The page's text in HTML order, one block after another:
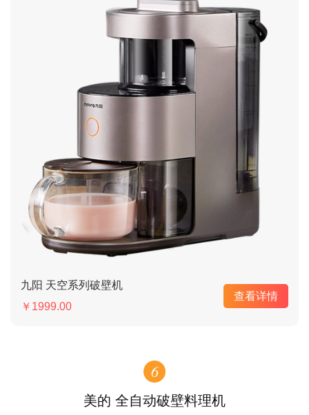
九阳 天空系列破壁机
￥1999.00
查看详情
6
美的 全自动破壁料理机